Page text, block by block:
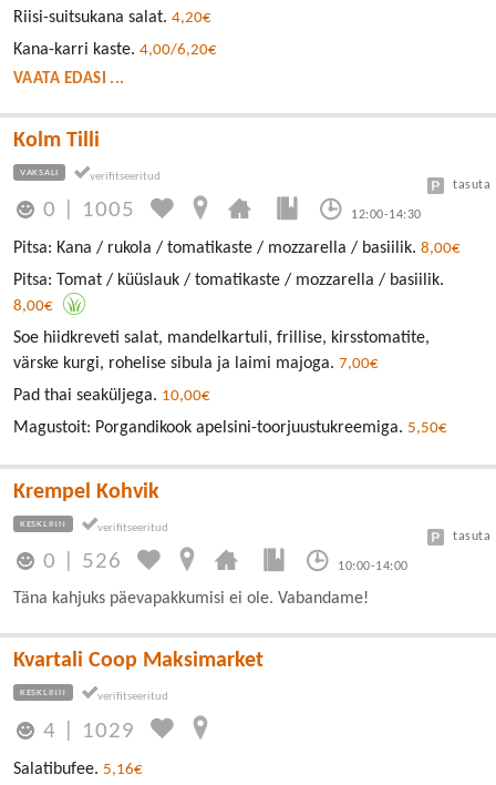
Riisi-suitsukana salat. 4,20€
Kana-karri kaste. 4,00/6,20€
VAATA EDASI ...
Kolm Tilli
VAKSALI
0 1005 12:00-14:30
tasuta
Pitsa: Kana / rukola / tomatikaste / mozzarella / basiilik. 8,00€
Pitsa: Tomat / küüslauk / tomatikaste / mozzarella / basiilik.
8,00€
Soe hiidkreveti salat, mandelkartuli, frillise, kirsstomatite,
värske kurgi, rohelise sibula ja laimi majoga. 7,00€
Pad thai seaküljega. 10,00€
Magustoit: Porgandikook apelsini-toorjuustukreemiga. 5,50€
Krempel Kohvik
KESKLINN
0 526 10:00-14:00
tasuta
Täna kahjuks päevapakkumisi ei ole. Vabandame!
Kvartali Coop Maksimarket
KESKLINN
4 1029
Salatibufee. 5,16€